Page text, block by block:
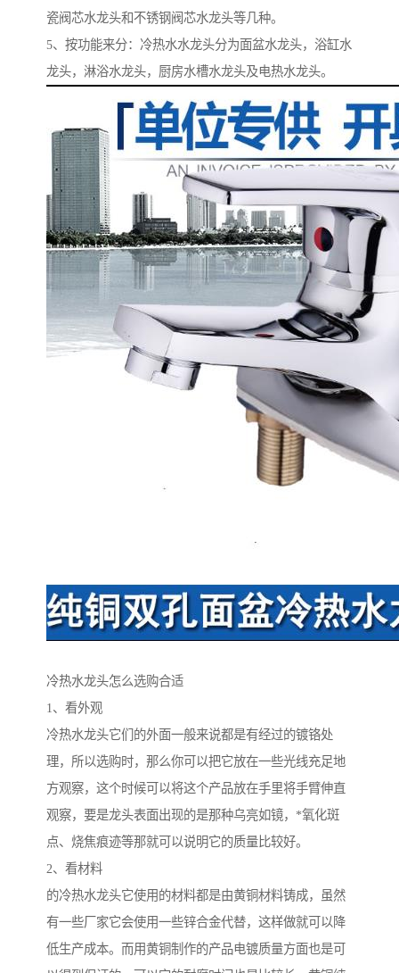
瓷阀芯水龙头和不锈钢阀芯水龙头等几种。
5、按功能来分：冷热水水龙头分为面盆水龙头，浴缸水
龙头，淋浴水龙头，厨房水槽水龙头及电热水龙头。
冷热水龙头怎么选购合适
1、看外观
冷热水龙头它们的外面一般来说都是有经过的镀铬处
理，所以选购时，那么你可以把它放在一些光线充足地
方观察，这个时候可以将这个产品放在手里将手臂伸直
观察，要是龙头表面出现的是那种乌亮如镜，*氧化斑
点、烧焦痕迹等那就可以说明它的质量比较好。
2、看材料
的冷热水龙头它使用的材料都是由黄铜材料铸成，虽然
有一些厂家它会使用一些锌合金代替，这样做就可以降
低生产成本。而用黄铜制作的产品电镀质量方面也是可